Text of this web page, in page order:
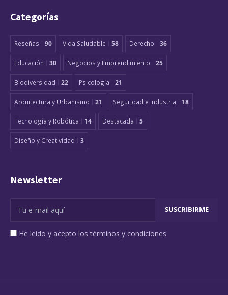
Categorías
Reseñas 90 Vida Saludable 58 Derecho 36
Educación 30 Negocios y Emprendimiento 25
Biodiversidad 22 Psicología 21
Arquitectura y Urbanismo 21 Seguridad e Industria 18
Tecnología y Robótica 14 Destacada 5
Diseño y Creatividad 3
Newsletter
He leído y acepto los términos y condiciones